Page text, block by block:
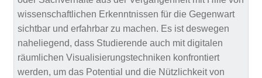
wissenschaftlichen Erkenntnissen für die Gegenwart
sichtbar und erfahrbar zu machen. Es ist deswegen
naheliegend, dass Studierende auch mit digitalen
räumlichen Visualisierungstechniken konfrontiert
werden, um das Potential und die Nützlichkeit von